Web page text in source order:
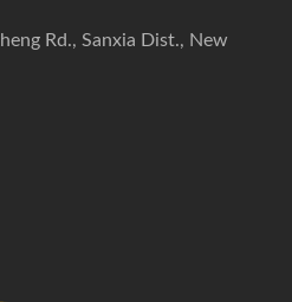
Rd., Sanxia Dist., New